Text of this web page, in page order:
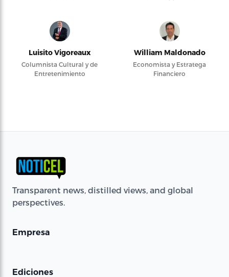
Luisito Vigoreaux
Columnista Cultural y de
Entretenimiento
William Maldonado
Economista y Estratega
Financiero
Transparent news, distilled views, and global
perspectives.
Empresa
Ediciones